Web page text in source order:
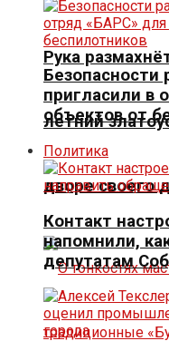
Рука
летний
дворе своего
Безопасности
пригласили в
объектов от
Политика
Контакт
напомнили,
депутатам